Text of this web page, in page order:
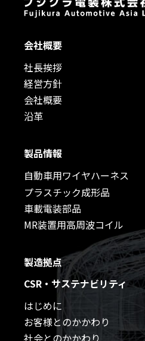
会社概要
社長挨拶
経営方針
会社概要
沿革
製品情報
自動車用ワイヤハーネス
プラスチック成形品
車載電装部品
MR装置用高周波コイル
製造拠点
CSR・サステナビリティ
はじめに
お客様とのかかわり